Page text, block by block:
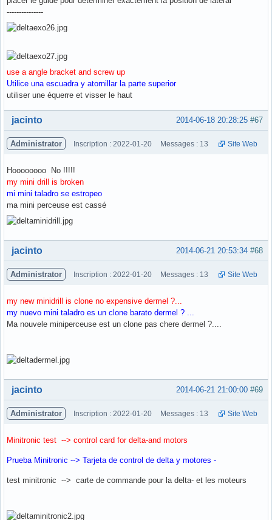
---------------
use a angle bracket and screw up
Utilice una escuadra y atornillar la parte superior
utiliser une équerre et visser le haut
Hors ligne #67
2014-06-18 20:28:25
jacinto
Administrator Inscription : 2022-01-20 Messages : 13 Site Web
Hoooooooo No !!!!!
my mini drill is broken
mi mini taladro se estropeo
ma mini perceuse est cassé
Hors ligne #68
2014-06-21 20:53:34
jacinto
Administrator Inscription : 2022-01-20 Messages : 13 Site Web
my new minidrill is clone no expensive dermel ?...
my nuevo mini taladro es un clone barato dermel ? ...
Ma nouvele miniperceuse est un clone pas chere dermel ?....
Hors ligne #69
2014-06-21 21:00:00
jacinto
Administrator Inscription : 2022-01-20 Messages : 13 Site Web
Minitronic test --> control card for delta-and motors
Prueba Minitronic --> Tarjeta de control de delta y motores -
test minitronic --> carte de commande pour la delta- et les moteurs